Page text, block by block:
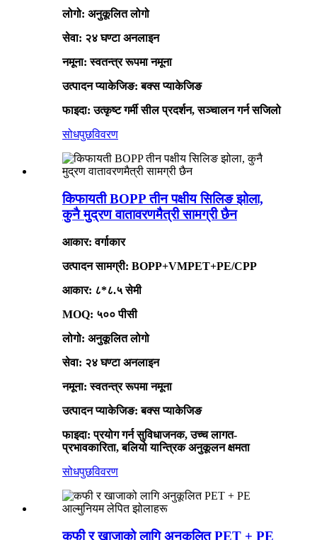
लोगो: अनुकूलित लोगो
सेवा: २४ घण्टा अनलाइन
नमूना: स्वतन्त्र रूपमा नमूना
उत्पादन प्याकेजिङ: बक्स प्याकेजिङ
फाइदा: उत्कृष्ट गर्मी सील प्रदर्शन, सञ्चालन गर्न सजिलो
सोधपुछविवरण
किफायती BOPP तीन पक्षीय सिलिङ झोला,
कुनै मुद्रण वातावरणमैत्री सामग्री छैन
आकार: वर्गाकार
उत्पादन सामग्री: BOPP+VMPET+PE/CPP
आकार: ८*८.५ सेमी
MOQ: ५०० पीसी
लोगो: अनुकूलित लोगो
सेवा: २४ घण्टा अनलाइन
नमूना: स्वतन्त्र रूपमा नमूना
उत्पादन प्याकेजिङ: बक्स प्याकेजिङ
फाइदा: प्रयोग गर्न सुविधाजनक, उच्च लागत-
प्रभावकारिता, बलियो यान्त्रिक अनुकूलन क्षमता
सोधपुछविवरण
कफी र खाजाको लागि अनुकूलित PET + PE